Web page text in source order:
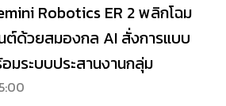
Robotics ER 2 พลิกโฉม
ต์ด้วยสมองกล AI สั่งการแบบ
มระบบประสานงานกลุ่ม